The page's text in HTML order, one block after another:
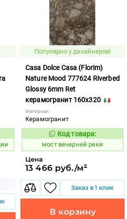
Популярно у дизайнеров!
Casa Dolce Casa (Florim)
Nature Mood 777624 Riverbed
Glossy 6mm Ret
керамогранит 160x320
Материал:
Керамогранит
1017204
Код товара:
мост вечерней реки
Цена
13 466 руб./м²
Заказ в 1 клик
В корзину